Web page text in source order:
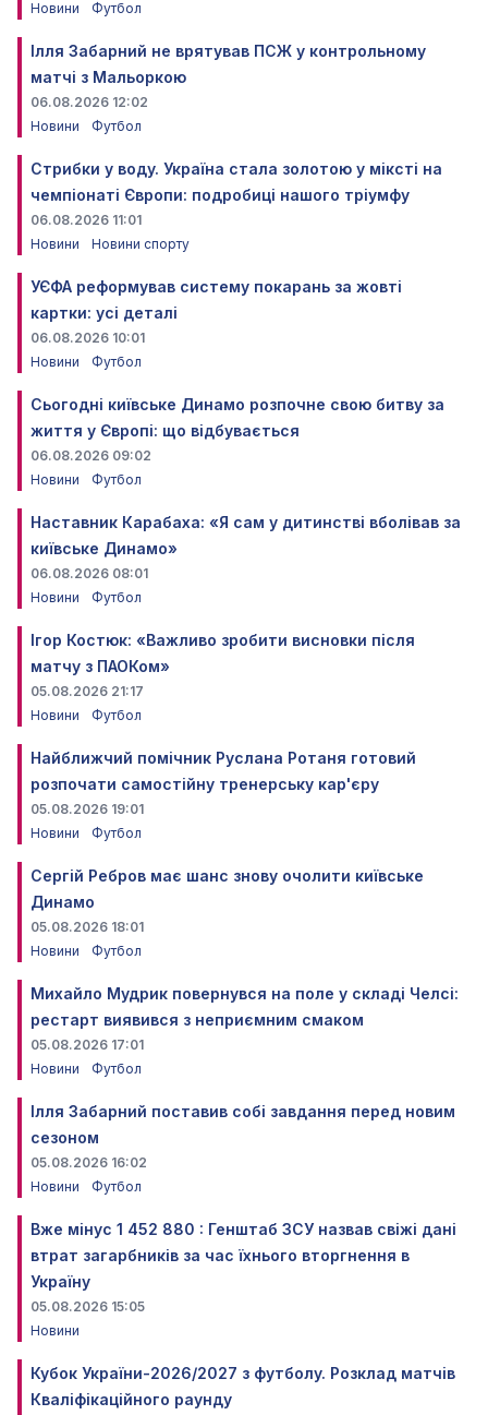
Новини Футбол
Ілля Забарний не врятував ПСЖ у контрольному
матчі з Мальоркою
06.08.2026 12:02
Новини
Футбол
Стрибки у воду. Україна стала золотою у міксті на
чемпіонаті Європи: подробиці нашого тріумфу
06.08.2026 11:01
Новини
Новини спорту
УЄФА реформував систему покарань за жовті
картки: усі деталі
06.08.2026 10:01
Новини
Футбол
Сьогодні київське Динамо розпочне свою битву за
життя у Європі: що відбувається
06.08.2026 09:02
Новини
Футбол
Наставник Карабаха: «Я сам у дитинстві вболівав за
київське Динамо»
06.08.2026 08:01
Новини
Футбол
Ігор Костюк: «Важливо зробити висновки після
матчу з ПАОКом»
05.08.2026 21:17
Новини
Футбол
Найближчий помічник Руслана Ротаня готовий
розпочати самостійну тренерську кар'єру
05.08.2026 19:01
Новини
Футбол
Сергій Ребров має шанс знову очолити київське
Динамо
05.08.2026 18:01
Новини
Футбол
Михайло Мудрик повернувся на поле у складі Челсі:
рестарт виявився з неприємним смаком
05.08.2026 17:01
Новини
Футбол
Ілля Забарний поставив собі завдання перед новим
сезоном
05.08.2026 16:02
Новини
Футбол
Вже мінус 1 452 880 : Генштаб ЗСУ назвав свіжі дані
втрат загарбників за час їхнього вторгнення в
Україну
05.08.2026 15:05
Новини
Кубок України-2026/2027 з футболу. Розклад матчів
Кваліфікаційного раунду